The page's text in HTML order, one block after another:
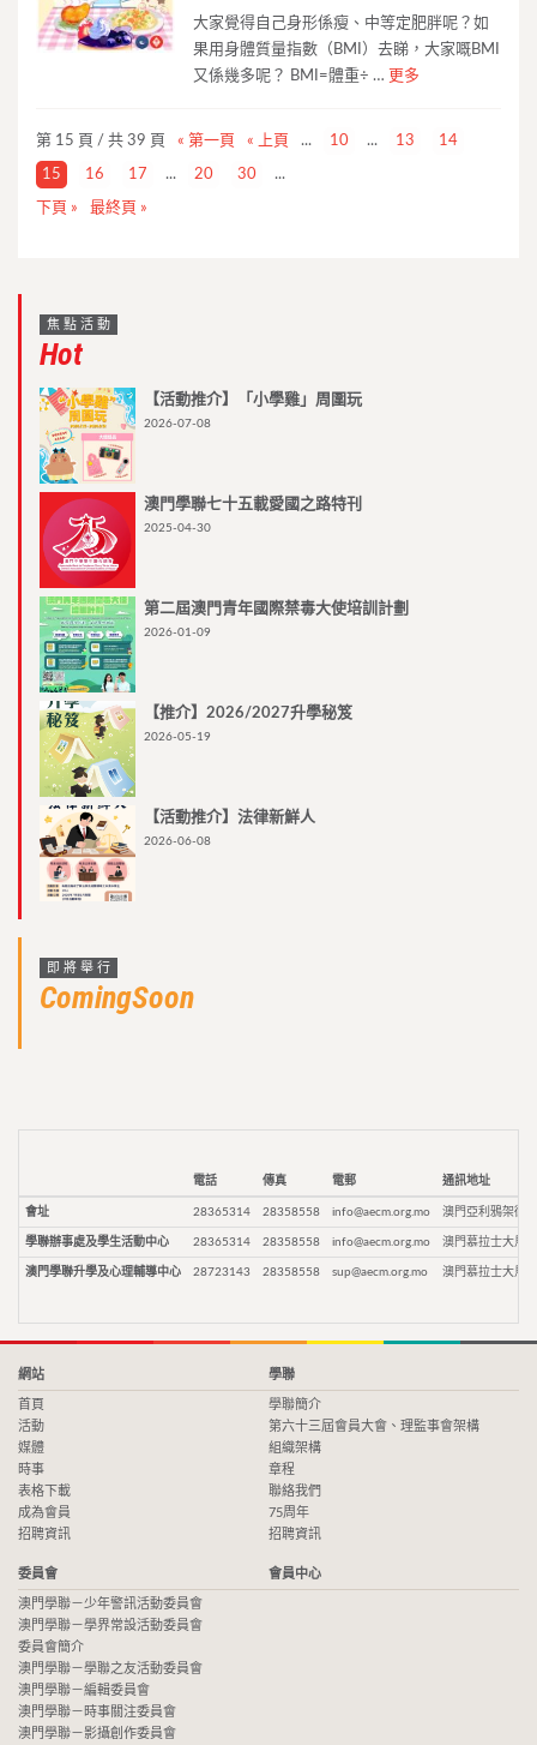
大家覺得自己身形係瘦、中等定肥胖呢？如
果用身體質量指數（BMI）去睇，大家嘅BMI
又係幾多呢？ BMI=體重÷ … 更多
第 15 頁 / 共 39 頁 « 第一頁 « 上頁 ... 10 ... 13 14
15 16 17 ... 20 30 ...
下頁 » 最終頁 »
焦點活動
Hot
【活動推介】「小學雞」周圍玩
2026-07-08
澳門學聯七十五載愛國之路特刊
2025-04-30
第二屆澳門青年國際禁毒大使培訓計劃
2026-01-09
【推介】2026/2027升學秘笈
2026-05-19
【活動推介】法律新鮮人
2026-06-08
即將舉行
ComingSoon
電話 傳真 電郵 通訊地址
會址 28365314 28358558 info@aecm.org.mo 澳門亞利鴉架街9
學聯辦事處及學生活動中心 28365314 28358558 info@aecm.org.mo 澳門慕拉士大馬
澳門學聯升學及心理輔導中心 28723143 28358558 sup@aecm.org.mo 澳門慕拉士大馬
網站
首頁
活動
媒體
時事
表格下載
成為會員
招聘資訊
學聯
學聯簡介
第六十三屆會員大會、理監事會架構
組織架構
章程
聯絡我們
75周年
招聘資訊
委員會
澳門學聯－少年警訊活動委員會
澳門學聯－學界常設活動委員會
委員會簡介
澳門學聯－學聯之友活動委員會
澳門學聯－編輯委員會
澳門學聯－時事關注委員會
澳門學聯－影攝創作委員會
會員中心